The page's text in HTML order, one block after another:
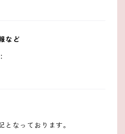
など
となっております。